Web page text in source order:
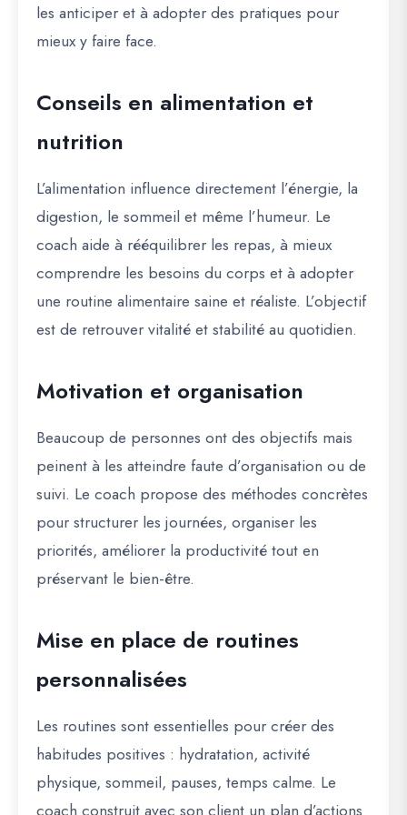
les anticiper et à adopter des pratiques pour
mieux y faire face.
Conseils en alimentation et
nutrition
L’alimentation influence directement l’énergie, la
digestion, le sommeil et même l’humeur. Le
coach aide à rééquilibrer les repas, à mieux
comprendre les besoins du corps et à adopter
une routine alimentaire saine et réaliste. L’objectif
est de retrouver vitalité et stabilité au quotidien.
Motivation et organisation
Beaucoup de personnes ont des objectifs mais
peinent à les atteindre faute d’organisation ou de
suivi. Le coach propose des méthodes concrètes
pour structurer les journées, organiser les
priorités, améliorer la productivité tout en
préservant le bien-être.
Mise en place de routines
personnalisées
Les routines sont essentielles pour créer des
habitudes positives : hydratation, activité
physique, sommeil, pauses, temps calme. Le